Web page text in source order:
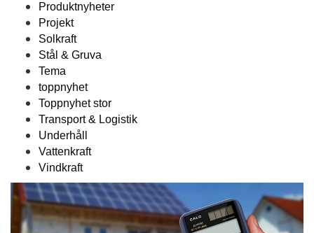
Produktnyheter
Projekt
Solkraft
Stål & Gruva
Tema
toppnyhet
Toppnyhet stor
Transport & Logistik
Underhåll
Vattenkraft
Vindkraft